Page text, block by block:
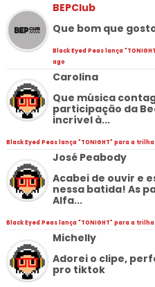
BEPClub
Que bom que
Black Eyed Peas lança
ago
Carolina
Que música
participação da
incrível à...
Black Eyed Peas lança "TONIGHT" para a
José Peabody
Acabei de ouvir e
nessa batida! As
Alfa...
Black Eyed Peas lança "TONIGHT" para a
Michelly
Adorei o clipe,
pro tiktok